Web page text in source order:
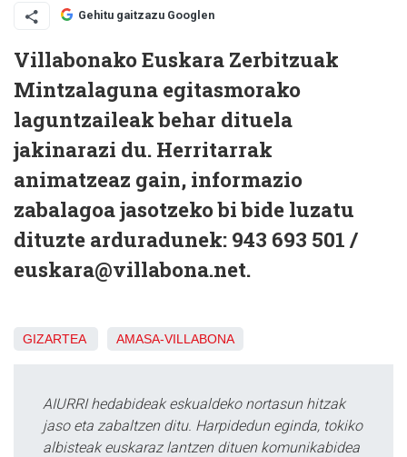
Gehitu gaitzazu Googlen
Villabonako Euskara Zerbitzuak
Mintzalaguna egitasmorako
laguntzaileak behar dituela
jakinarazi du. Herritarrak
animatzeaz gain, informazio
zabalagoa jasotzeko bi bide luzatu
dituzte arduradunek: 943 693 501 /
euskara@villabona.net.
GIZARTEA AMASA-VILLABONA
AIURRI hedabideak eskualdeko nortasun hitzak
jaso eta zabaltzen ditu. Harpidedun eginda, tokiko
albisteak euskaraz lantzen dituen komunikabidea